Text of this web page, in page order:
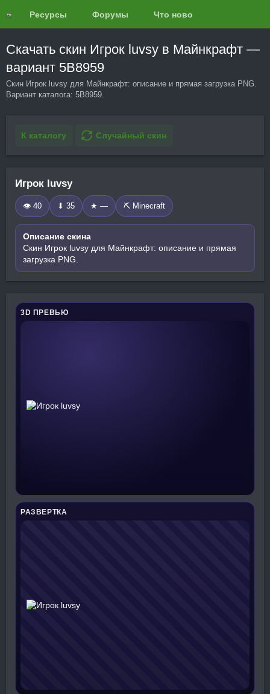
Ресурсы Форумы Что нового?
Скачать скин Игрок luvsy в Майнкрафт —
вариант 5B8959
Скин Игрок luvsy для Майнкрафт: описание и прямая загрузка PNG.
Вариант каталога: 5B8959.
К каталогу Случайный скин
Игрок luvsy
👁 40 ⬇ 35 ★ — ⛏️ Minecraft
Описание скина
Скин Игрок luvsy для Майнкрафт: описание и прямая
загрузка PNG.
3D ПРЕВЬЮ
РАЗВЕРТКА